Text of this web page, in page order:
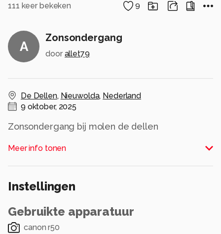
111 keer bekeken 9
A
Zonsondergang
door allet79
De Dellen, Nieuwolda, Nederland
9 oktober, 2025
Zonsondergang bij molen de dellen
Alle rechten voorbehouden
Meer info tonen
Instellingen
Gebruikte apparatuur
canon r50